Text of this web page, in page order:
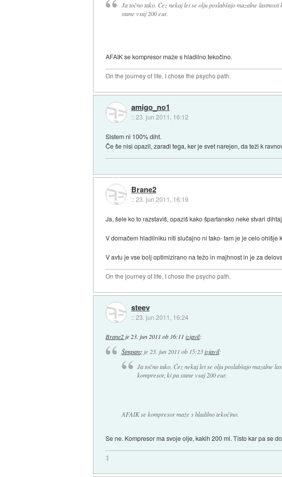
Ja točno tako. Čez nekaj let se olju poslabšajo mazalne
stane vsaj 200 eur.
AFAIK se kompresor maže s hladilno tekočino.
On the journey of life, I chose the psycho path.
amigo_no1
::23. jun 2011, 16:12
Sistem ni 100% diht.
Če še nisi opazil, zaradi tega, ker je svet narejen, da teži k
Brane2
::23. jun 2011, 16:19
Ja, šele ko to razstaviš, opaziš kako špartansko neke stvari
V domačem hladilniku niti slučajno ni tako- tam je je celo ohišje
V avtu je vse bolj optimizirano na težo in majhnost in je za
On the journey of life, I chose the psycho path.
steev
::23. jun 2011, 16:24
Brane2 je 23. jun 2011 ob 16:11 izjavil:
Šimpanzje 23. jun 2011 ob 15:23 izjavil:
Ja točno tako. Čez nekaj let se olju poslabšajo mazalne
kompresor, ki pa stane vsaj 200 eur.
AFAIK se kompresor maže s hladilno tekočino.
Se ne. Kompresor ma svoje olje, kakih 200 ml. Tisto kar pa se
:|